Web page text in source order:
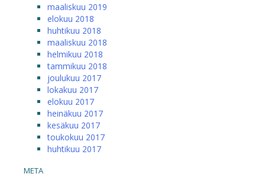
maaliskuu 2019
elokuu 2018
huhtikuu 2018
maaliskuu 2018
helmikuu 2018
tammikuu 2018
joulukuu 2017
lokakuu 2017
elokuu 2017
heinäkuu 2017
kesäkuu 2017
toukokuu 2017
huhtikuu 2017
META